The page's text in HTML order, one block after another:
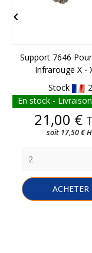
Support 7646
Infrarouge X -
Stock
2
En stock -
21,00 €
soit 17,50 €
ACHETER
